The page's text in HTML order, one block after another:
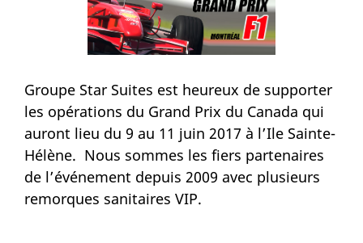
Groupe Star Suites est heureux de supporter
les opérations du Grand Prix du Canada qui
auront lieu du 9 au 11 juin 2017 à l’Ile Sainte-
Hélène. Nous sommes les fiers partenaires
de l’événement depuis 2009 avec plusieurs
remorques sanitaires VIP.